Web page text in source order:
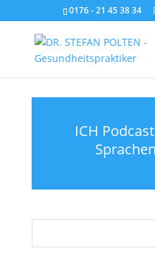
0176 - 21 45 38 34
ICH